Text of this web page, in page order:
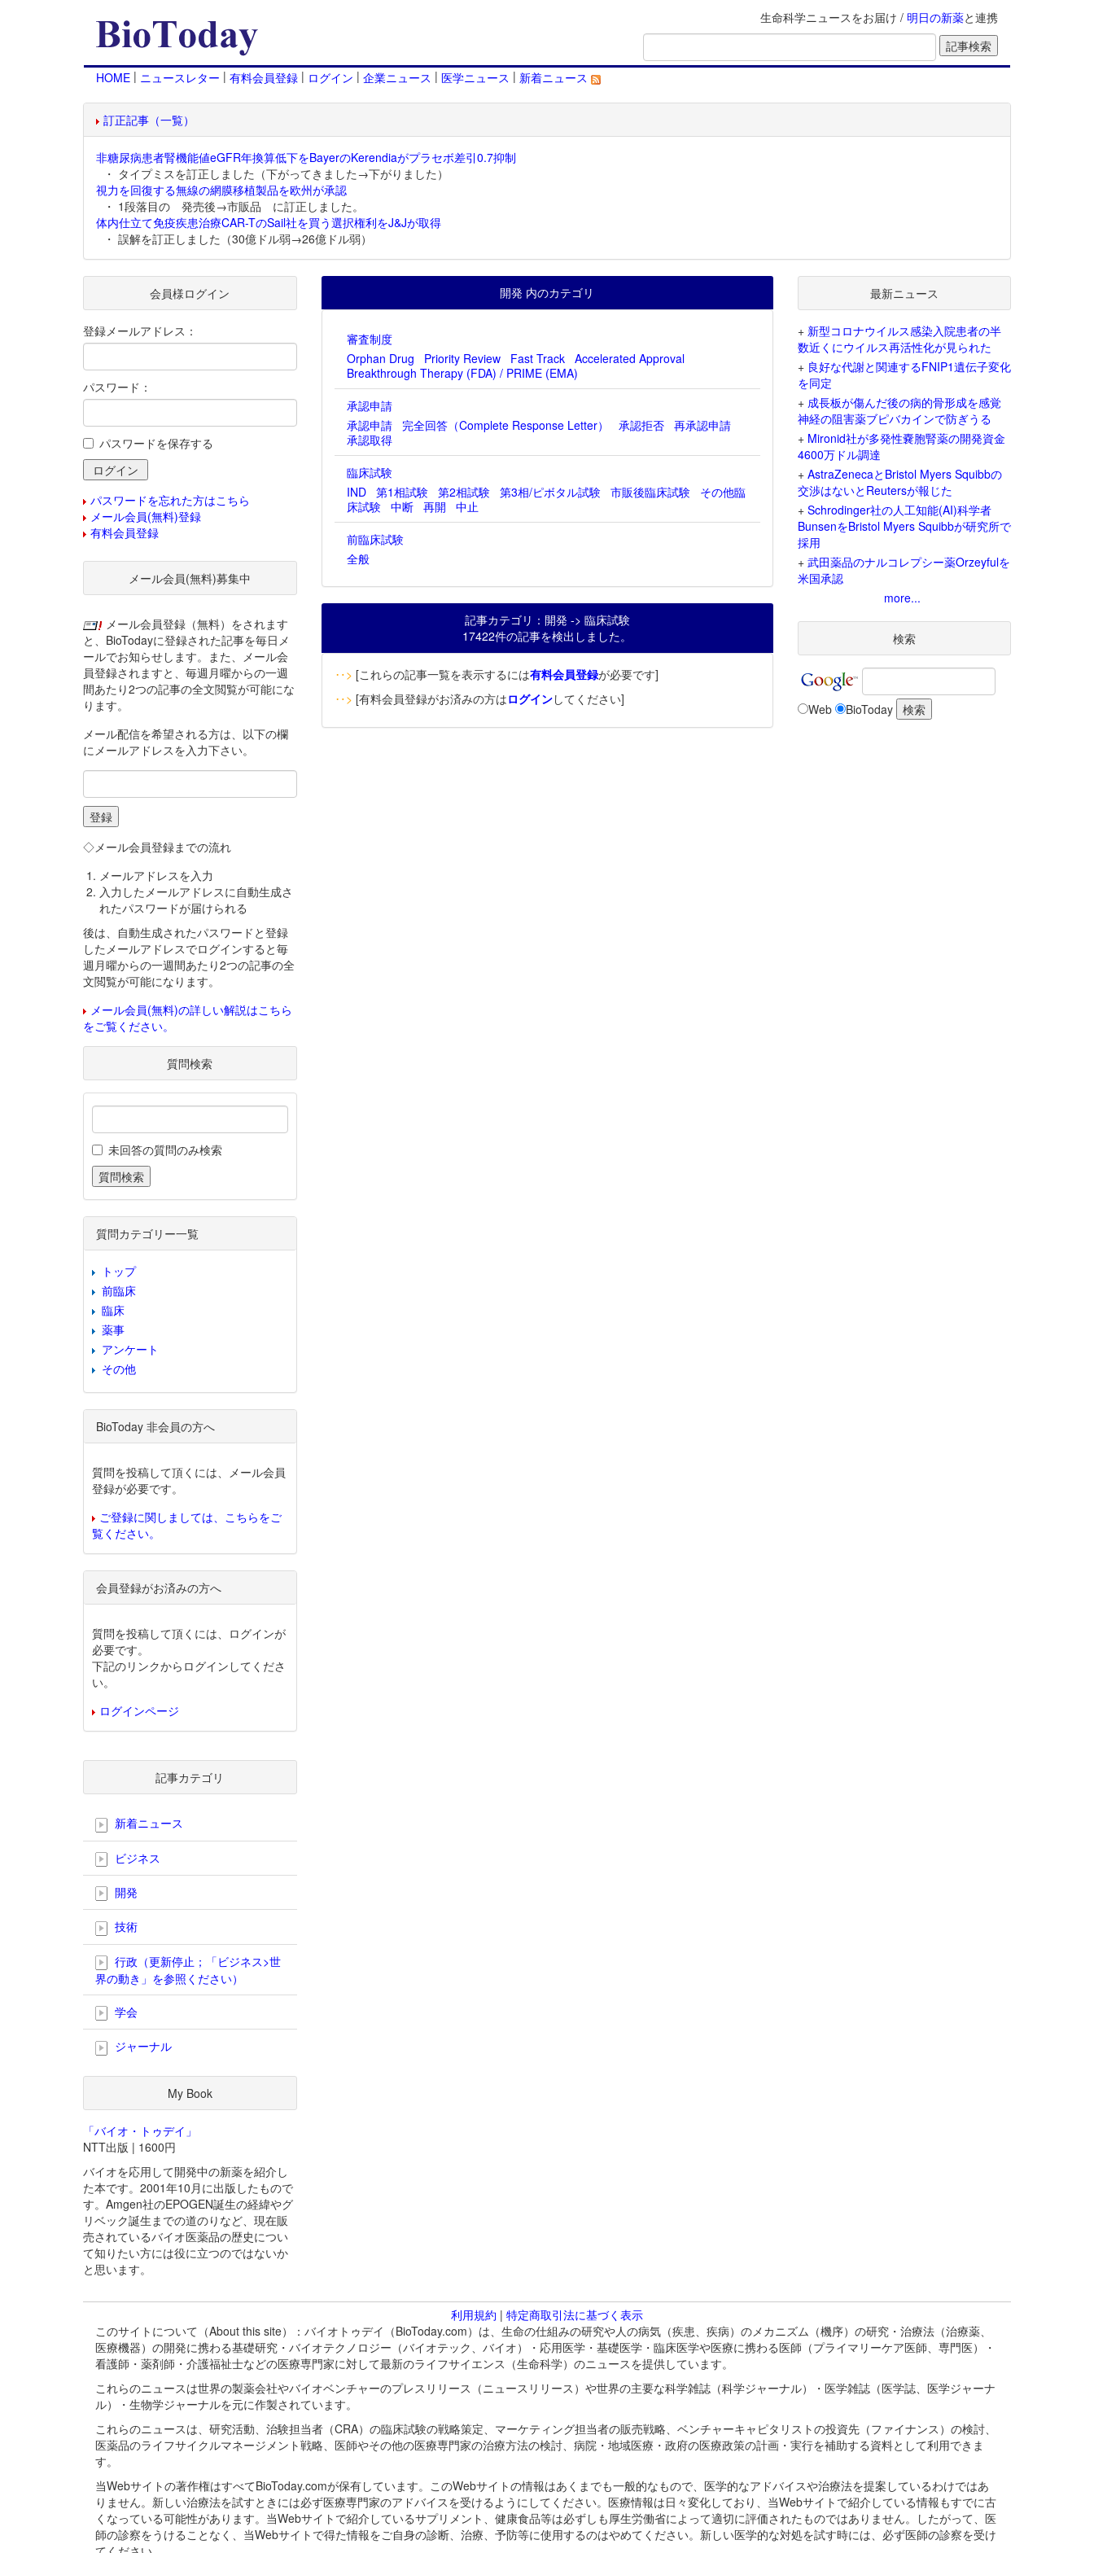
生命科学ニュースをお届け / 明日の新薬と連携
HOME | ニュースレター | 有料会員登録 | ログイン | 企業ニュース | 医学ニュース | 新着ニュース
訂正記事（一覧）
非糖尿病患者腎機能値eGFR年換算低下をBayerのKerendiaがプラセボ差引0.7抑制
・ タイプミスを訂正しました（下がってきました→下がりました）
視力を回復する無線の網膜移植製品を欧州が承認
・ 1段落目の 発売後→市販品 に訂正しました。
体内仕立て免疫疾患治療CAR-TのSail社を買う選択権利をJ&Jが取得
・ 誤解を訂正しました（30億ドル弱→26億ドル弱）
開発 内のカテゴリ
審査制度
Orphan Drug
Priority Review Fast Track
Accelerated Approval
Breakthrough Therapy (FDA) / PRIME (EMA)
承認申請
承認申請
完全回答（Complete Response Letter） 承認拒否
再承認申請
承認取得
臨床試験
IND
第1相試験 第2相試験 第3相/ピボタル試験 市販後臨床試験
その他臨
床試験
中断 再開
中止
前臨床試験
全般
記事カテゴリ：開発 -> 臨床試験
17422件の記事を検出しました。
‥> [これらの記事一覧を表示するには有料会員登録が必要です]
‥> [有料会員登録がお済みの方はログインしてください]
会員様ログイン
登録メールアドレス：
パスワード：
パスワードを保存する
パスワードを忘れた方はこちら
メール会員(無料)登録
有料会員登録
メール会員(無料)募集中
メール会員登録（無料）をされます
と、BioTodayに登録された記事を毎日メ
ールでお知らせします。また、メール会
員登録されますと、毎週月曜からの一週
間あたり2つの記事の全文閲覧が可能にな
ります。
メール配信を希望される方は、以下の欄
にメールアドレスを入力下さい。
◇メール会員登録までの流れ
メールアドレスを入力
入力したメールアドレスに自動生成さ
れたパスワードが届けられる
後は、自動生成されたパスワードと登録
したメールアドレスでログインすると毎
週月曜からの一週間あたり2つの記事の全
文閲覧が可能になります。
メール会員(無料)の詳しい解説はこちら
をご覧ください。
質問検索
未回答の質問のみ検索
質問カテゴリー一覧
トップ
前臨床
臨床
薬事
アンケート
その他
BioToday 非会員の方へ
質問を投稿して頂くには、メール会員
登録が必要です。
ご登録に関しましては、こちらをご
覧ください。
会員登録がお済みの方へ
質問を投稿して頂くには、ログインが
必要です。
下記のリンクからログインしてくださ
い。
ログインページ
記事カテゴリ
新着ニュース
ビジネス
開発
技術
行政（更新停止；「ビジネス>世
界の動き」を参照ください）
学会
ジャーナル
My Book
「バイオ・トゥデイ」
NTT出版 | 1600円
バイオを応用して開発中の新薬を紹介し
た本です。2001年10月に出版したもので
す。Amgen社のEPOGEN誕生の経緯やグ
リベック誕生までの道のりなど、現在販
売されているバイオ医薬品の歴史につい
て知りたい方には役に立つのではないか
と思います。
最新ニュース
+ 新型コロナウイルス感染入院患者の半
数近くにウイルス再活性化が見られた
+ 良好な代謝と関連するFNIP1遺伝子変化
を同定
+ 成長板が傷んだ後の病的骨形成を感覚
神経の阻害薬ブピバカインで防ぎうる
+ Mironid社が多発性嚢胞腎薬の開発資金
4600万ドル調達
+ AstraZenecaとBristol Myers Squibbの
交渉はないとReutersが報じた
+ Schrodinger社の人工知能(AI)科学者
BunsenをBristol Myers Squibbが研究所で
採用
+ 武田薬品のナルコレプシー薬Orzeyfulを
米国承認
more...
検索
Web BioToday
利用規約 | 特定商取引法に基づく表示
このサイトについて（About this site）：バイオトゥデイ（BioToday.com）は、生命の仕組みの研究や人の病気（疾患、疾病）のメカニズム（機序）の研究・治療法（治療薬、
医療機器）の開発に携わる基礎研究・バイオテクノロジー（バイオテック、バイオ）・応用医学・基礎医学・臨床医学や医療に携わる医師（プライマリーケア医師、専門医）・
看護師・薬剤師・介護福祉士などの医療専門家に対して最新のライフサイエンス（生命科学）のニュースを提供しています。
これらのニュースは世界の製薬会社やバイオベンチャーのプレスリリース（ニュースリリース）や世界の主要な科学雑誌（科学ジャーナル）・医学雑誌（医学誌、医学ジャーナ
ル）・生物学ジャーナルを元に作製されています。
これらのニュースは、研究活動、治験担当者（CRA）の臨床試験の戦略策定、マーケティング担当者の販売戦略、ベンチャーキャピタリストの投資先（ファイナンス）の検討、
医薬品のライフサイクルマネージメント戦略、医師やその他の医療専門家の治療方法の検討、病院・地域医療・政府の医療政策の計画・実行を補助する資料として利用できま
す。
当Webサイトの著作権はすべてBioToday.comが保有しています。このWebサイトの情報はあくまでも一般的なもので、医学的なアドバイスや治療法を提案しているわけではあ
りません。新しい治療法を試すときには必ず医療専門家のアドバイスを受けるようにしてください。医療情報は日々変化しており、当Webサイトで紹介している情報もすでに古
くなっている可能性があります。当Webサイトで紹介しているサプリメント、健康食品等は必ずしも厚生労働省によって適切に評価されたものではありません。したがって、医
師の診察をうけることなく、当Webサイトで得た情報をご自身の診断、治療、予防等に使用するのはやめてください。新しい医学的な対処を試す時には、必ず医師の診察を受け